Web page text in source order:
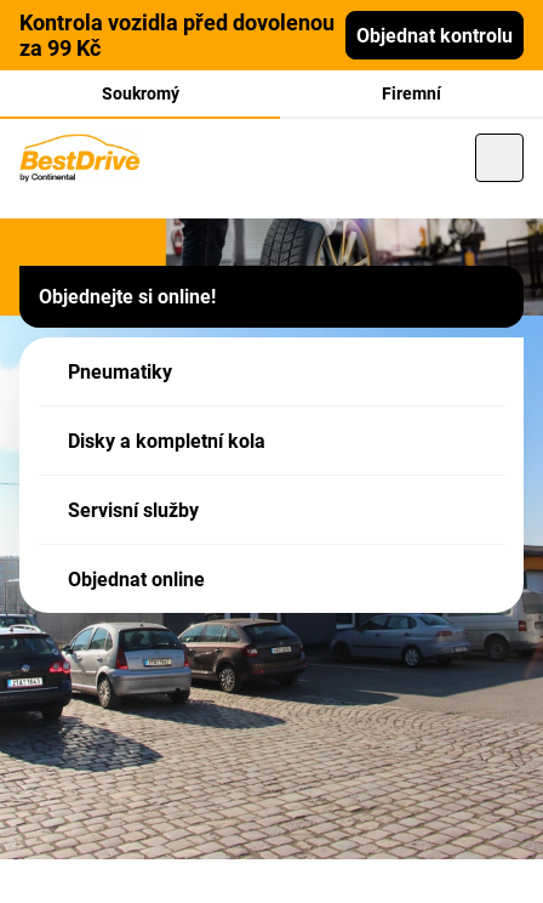
Kontrola vozidla před dovolenou
za 99 Kč
Objednat kontrolu
Soukromý Firemní
MOJEPNEU s.r.o., Opava,
Vrchní 30a
formu POPTÁVKY - po jejím odeslání, budete naším Partnerem kontaktováni!
Objednejte si online!
Pneumatiky
Disky a kompletní kola
Servisní služby
Objednat online